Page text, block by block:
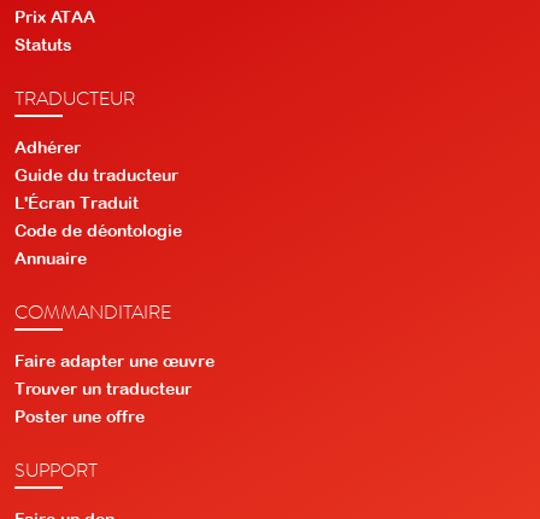
Prix ATAA
Statuts
TRADUCTEUR
Adhérer
Guide du traducteur
L'Écran Traduit
Code de déontologie
Annuaire
COMMANDITAIRE
Faire adapter une œuvre
Trouver un traducteur
Poster une offre
SUPPORT